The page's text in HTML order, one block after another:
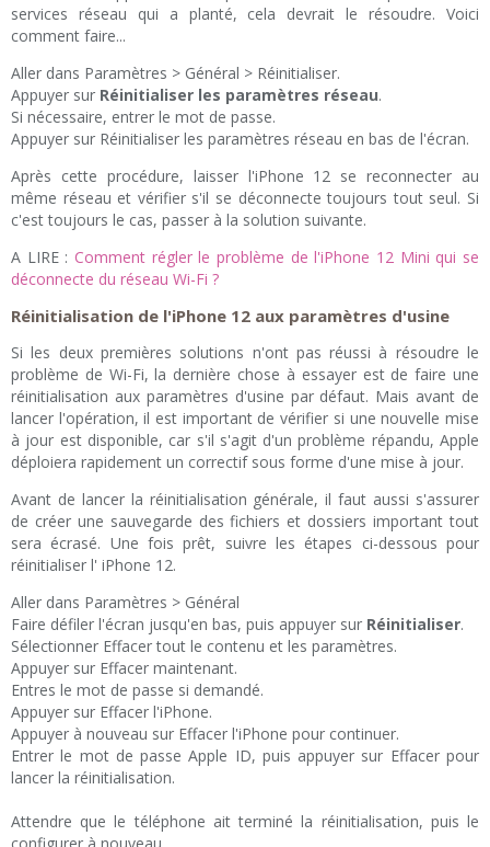
services réseau qui a planté, cela devrait le résoudre. Voici
comment faire...
Aller dans Paramètres > Général > Réinitialiser.
Appuyer sur Réinitialiser les paramètres réseau.
Si nécessaire, entrer le mot de passe.
Appuyer sur Réinitialiser les paramètres réseau en bas de l'écran.
Après cette procédure, laisser l'iPhone 12 se reconnecter au
même réseau et vérifier s'il se déconnecte toujours tout seul. Si
c'est toujours le cas, passer à la solution suivante.
A LIRE : Comment régler le problème de l'iPhone 12 Mini qui se
déconnecte du réseau Wi-Fi ?
Réinitialisation de l'iPhone 12 aux paramètres d'usine
Si les deux premières solutions n'ont pas réussi à résoudre le
problème de Wi-Fi, la dernière chose à essayer est de faire une
réinitialisation aux paramètres d'usine par défaut. Mais avant de
lancer l'opération, il est important de vérifier si une nouvelle mise
à jour est disponible, car s'il s'agit d'un problème répandu, Apple
déploiera rapidement un correctif sous forme d'une mise à jour.
Avant de lancer la réinitialisation générale, il faut aussi s'assurer
de créer une sauvegarde des fichiers et dossiers important tout
sera écrasé. Une fois prêt, suivre les étapes ci-dessous pour
réinitialiser l' iPhone 12.
Aller dans Paramètres > Général
Faire défiler l'écran jusqu'en bas, puis appuyer sur Réinitialiser.
Sélectionner Effacer tout le contenu et les paramètres.
Appuyer sur Effacer maintenant.
Entres le mot de passe si demandé.
Appuyer sur Effacer l'iPhone.
Appuyer à nouveau sur Effacer l'iPhone pour continuer.
Entrer le mot de passe Apple ID, puis appuyer sur Effacer pour
lancer la réinitialisation.
Attendre que le téléphone ait terminé la réinitialisation, puis le
configurer à nouveau.